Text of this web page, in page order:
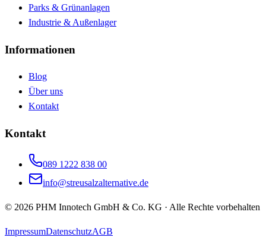
Parks & Grünanlagen
Industrie & Außenlager
Informationen
Blog
Über uns
Kontakt
Kontakt
089 1222 838 00
info@streusalzalternative.de
© 2026 PHM Innotech GmbH & Co. KG · Alle Rechte vorbehalten
ImpressumDatenschutzAGB